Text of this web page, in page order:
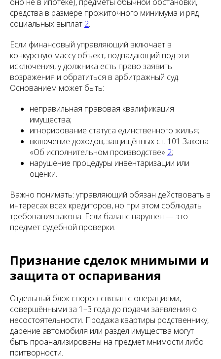
средства в размере прожиточного минимума и ряд
социальных выплат 2.
Если финансовый управляющий включает в
конкурсную массу объект, подпадающий под эти
исключения, у должника есть право заявить
возражения и обратиться в арбитражный суд.
Основанием может быть:
неправильная правовая квалификация
имущества;
игнорирование статуса единственного жилья;
включение доходов, защищённых ст. 101 Закона
«Об исполнительном производстве» 2;
нарушение процедуры инвентаризации или
оценки.
Важно понимать: управляющий обязан действовать в
интересах всех кредиторов, но при этом соблюдать
требования закона. Если баланс нарушен — это
предмет судебной проверки.
Признание сделок мнимыми и
защита от оспаривания
Отдельный блок споров связан с операциями,
совершёнными за 1–3 года до подачи заявления о
несостоятельности. Продажа квартиры родственнику,
дарение автомобиля или раздел имущества могут
быть проанализированы на предмет мнимости либо
притворности.